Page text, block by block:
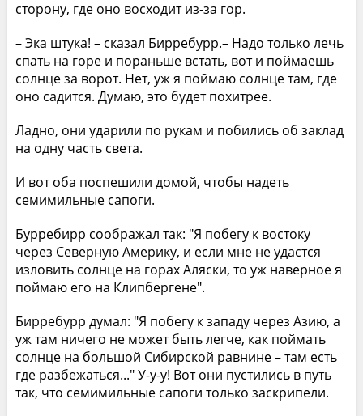
сторону, где оно восходит из-за гор.
– Эка штука! – сказал Бирребурр.– Надо только лечь
спать на горе и пораньше встать, вот и поймаешь
солнце за ворот. Нет, уж я поймаю солнце там, где
оно садится. Думаю, это будет похитрее.
Ладно, они ударили по рукам и побились об заклад
на одну часть света.
И вот оба поспешили домой, чтобы надеть
семимильные сапоги.
Бурребирр соображал так: "Я побегу к востоку
через Северную Америку, и если мне не удастся
изловить солнце на горах Аляски, то уж наверное я
поймаю его на Клипбергене".
Бирребурр думал: "Я побегу к западу через Азию, а
уж там ничего не может быть легче, как поймать
солнце на большой Сибирской равнине – там есть
где разбежаться..." У-у-у! Вот они пустились в путь
так, что семимильные сапоги только заскрипели.